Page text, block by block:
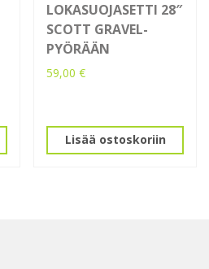
LOKASUOJASETTI 28″
SCOTT GRAVEL-
PYÖRÄÄN
59,00€
Lisää ostoskoriin